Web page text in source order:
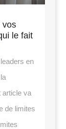
vos
le fait
en
va
de limites